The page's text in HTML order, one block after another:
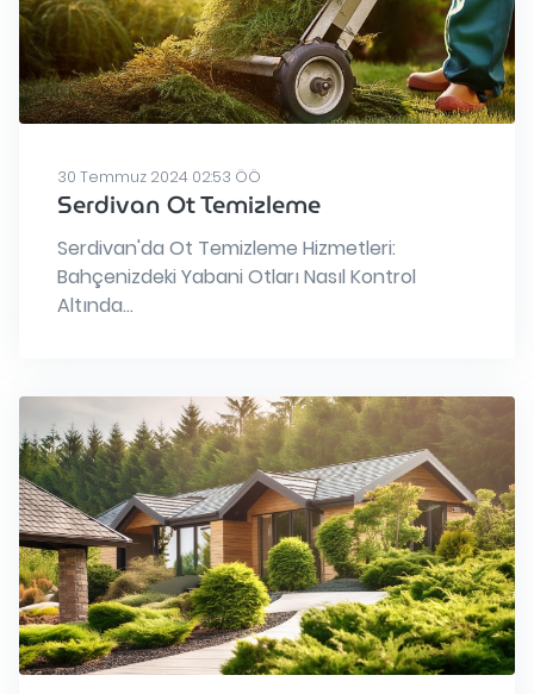
30 Temmuz 2024 02:53 ÖÖ
Serdivan Ot Temizleme
Serdivan'da Ot Temizleme Hizmetleri:
Bahçenizdeki Yabani Otları Nasıl Kontrol
Altında...